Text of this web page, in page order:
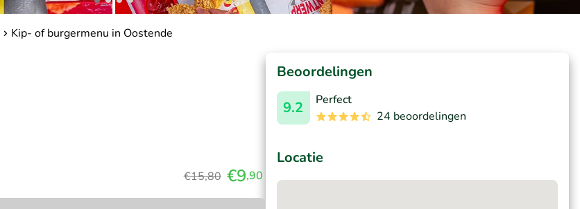
Kip- of burgermenu in Oostende
€15,80 €9,90
Beoordelingen
9.2
Perfect
24 beoordelingen
Locatie